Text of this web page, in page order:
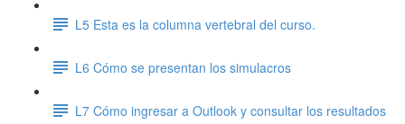
L5 Esta es la columna vertebral del curso.
L6 Cómo se presentan los simulacros
L7 Cómo ingresar a Outlook y consultar los resultados